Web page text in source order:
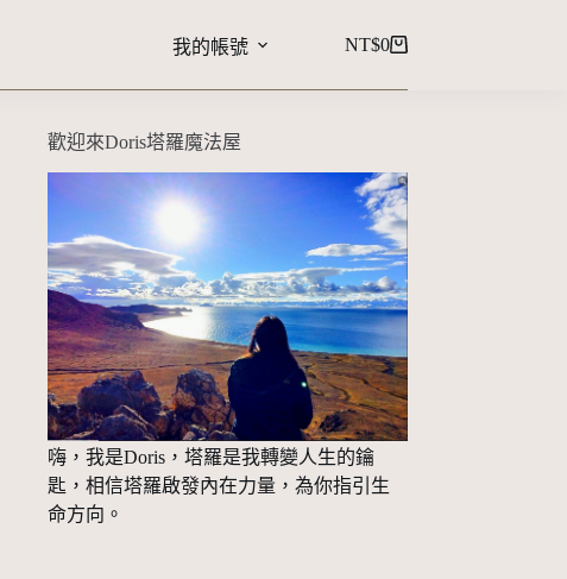
我的帳號 NT$0
歡迎來Doris塔羅魔法屋
嗨，我是Doris，塔羅是我轉變人生的鑰
匙，相信塔羅啟發內在力量，為你指引生
命方向。